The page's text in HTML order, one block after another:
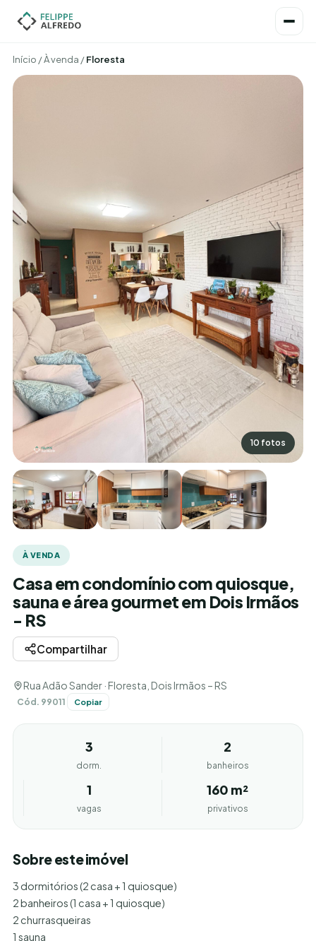
Início /À venda /Floresta
10 fotos
À VENDA
Casa em condomínio com quiosque,
sauna e área gourmet em Dois Irmãos
- RS
Compartilhar
Rua Adão Sander · Floresta, Dois Irmãos – RS
Cód. 99011 Copiar
3
dorm.
2
banheiros
1
vagas
160 m²
privativos
Sobre este imóvel
3 dormitórios (2 casa + 1 quiosque)
2 banheiros (1 casa + 1 quiosque)
2 churrasqueiras
1 sauna